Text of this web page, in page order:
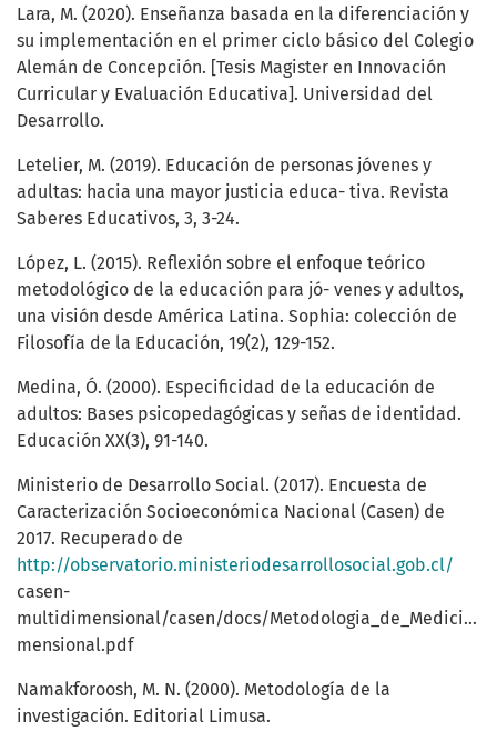
Lara, M. (2020). Enseñanza basada en la diferenciación y
su implementación en el primer ciclo básico del Colegio
Alemán de Concepción. [Tesis Magister en Innovación
Curricular y Evaluación Educativa]. Universidad del
Desarrollo.
Letelier, M. (2019). Educación de personas jóvenes y
adultas: hacia una mayor justicia educa- tiva. Revista
Saberes Educativos, 3, 3-24.
López, L. (2015). Reflexión sobre el enfoque teórico
metodológico de la educación para jó- venes y adultos,
una visión desde América Latina. Sophia: colección de
Filosofía de la Educación, 19(2), 129-152.
Medina, Ó. (2000). Especificidad de la educación de
adultos: Bases psicopedagógicas y señas de identidad.
Educación XX(3), 91-140.
Ministerio de Desarrollo Social. (2017). Encuesta de
Caracterización Socioeconómica Nacional (Casen) de
2017. Recuperado de
http://observatorio.ministeriodesarrollosocial.gob.cl/
casen-
multidimensional/casen/docs/
mensional.pdf
Namakforoosh, M. N. (2000). Metodología de la
investigación. Editorial Limusa.